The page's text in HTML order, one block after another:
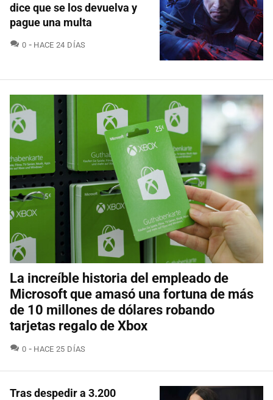
dice que se los devuelva y
pague una multa
0 COMENTARIOS
HACE 24 DÍAS
La increíble historia del empleado de
Microsoft que amasó una fortuna de más
de 10 millones de dólares robando
tarjetas regalo de Xbox
0 COMENTARIOS
HACE 25 DÍAS
Tras despedir a 3.200